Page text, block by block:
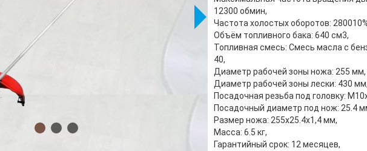
12300 обмин,
Частота холостых оборотов:
Объём топливного бака: 640 см3,
Топливная смесь: Смесь масла с
40,
Диаметр рабочей зоны ножа: 255 мм,
Диаметр рабочей зоны лески: 430
Посадочная резьба под головку:
Посадочный диаметр под нож: 25.4
Размер ножа: 255x25.4x1,4 мм,
Масса: 6.5 кг,
Гарантийный срок: 12 месяцев,